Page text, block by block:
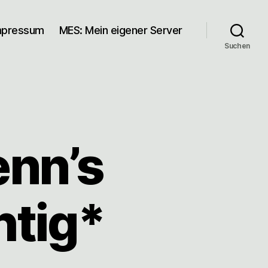
MES: Mein eigener Server
Suchen